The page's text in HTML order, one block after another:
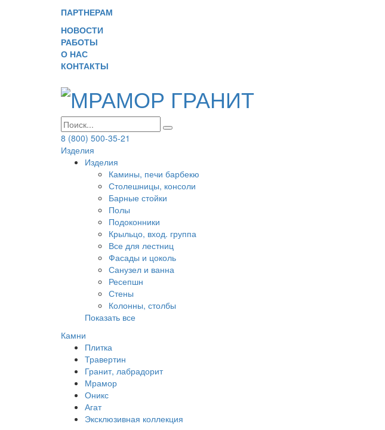
ПАРТНЕРАМ
НОВОСТИ
РАБОТЫ
О НАС
КОНТАКТЫ
8 (800) 500-35-21
Изделия
Изделия
Камины, печи барбекю
Столешницы, консоли
Барные стойки
Полы
Подоконники
Крыльцо, вход. группа
Все для лестниц
Фасады и цоколь
Санузел и ванна
Ресепшн
Стены
Колонны, столбы
Показать все
Камни
Плитка
Травертин
Гранит, лабрадорит
Мрамор
Оникс
Агат
Эксклюзивная коллекция